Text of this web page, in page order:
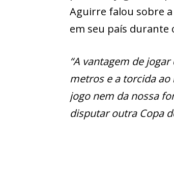
Aguirre falou sobre
em seu país durante
“A vantagem de
metros e a torcida
jogo nem da nossa
disputar outra Copa